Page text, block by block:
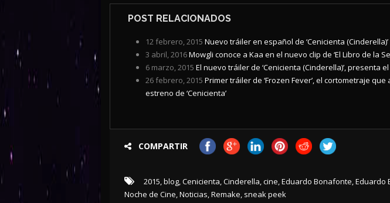
POST RELACIONADOS
12 febrero, 2015 Nuevo tráiler en español de ‘Cenicienta (Cinderella)’
3 abril, 2016Mowgli conoce a Kaa en el nuevo clip de ‘El Libro de la
6 marzo, 2015 El nuevo tráiler de ‘Cenicienta (Cinderella)’, presenta el
26 febrero, 2015 Primer tráiler de ‘Frozen Fever’, el cortometraje
estreno de ‘Cenicienta’
COMPARTIR
2015,blog,Cenicienta,Cinderella,cine,Eduardo Bonafonte,Eduardo
Noche de Cine,Noticias,Remake, sneak peek